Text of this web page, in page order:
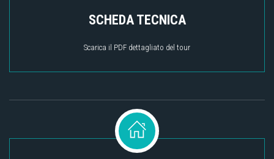
SCHEDA TECNICA
Scarica il PDF dettagliato del tour